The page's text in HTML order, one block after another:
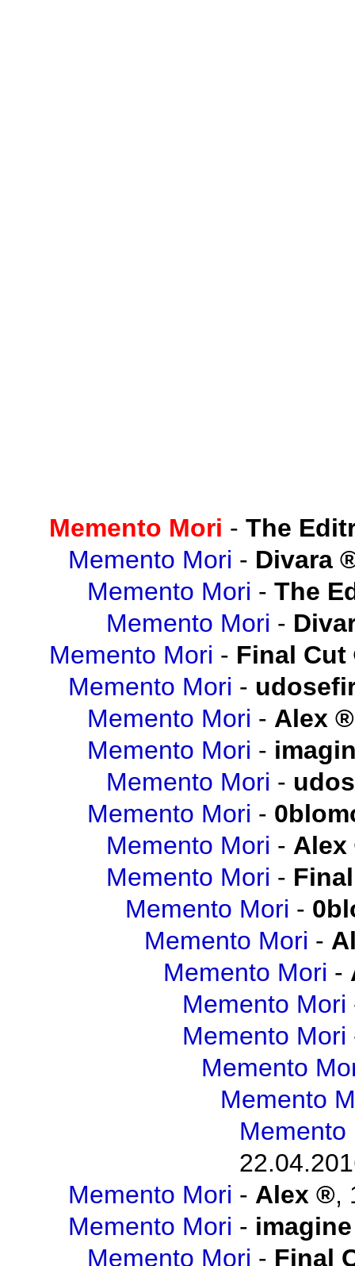
Memento Mori - The
Memento Mori - Divara
Memento Mori - The
Memento Mori -
Memento Mori - Final Cut
Memento Mori -
Memento Mori - Alex
Memento Mori -
Memento Mori -
Memento Mori -
Memento Mori - Alex
Memento Mori -
Memento Mori -
Memento Mori -
Memento Mori -
Memento Mori
Memento Mori
Memento
Memento
Memento
Memento Mori - Alex ,
Memento Mori - imagine
Memento Mori - Final